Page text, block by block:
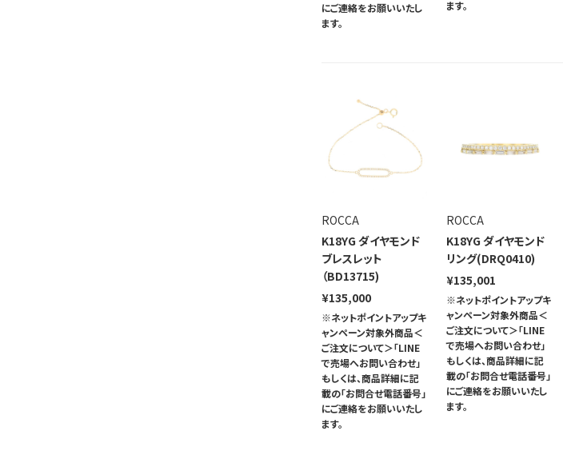
にご連絡をお願いいたし
ます。
ます。
ROCCA
K18YG ダイヤモンド
ブレスレット
（BD13715)
¥135,000
※ネットポイントアップキ
ャンペーン対象外商品＜
ご注文について＞「LINE
で売場へお問い合わせ」
もしくは、商品詳細に記
載の「お問合せ電話番号」
にご連絡をお願いいたし
ます。
ROCCA
K18YG ダイヤモンド
リング(DRQ0410)
¥135,001
※ネットポイントアップキ
ャンペーン対象外商品＜
ご注文について＞「LINE
で売場へお問い合わせ」
もしくは、商品詳細に記
載の「お問合せ電話番号」
にご連絡をお願いいたし
ます。